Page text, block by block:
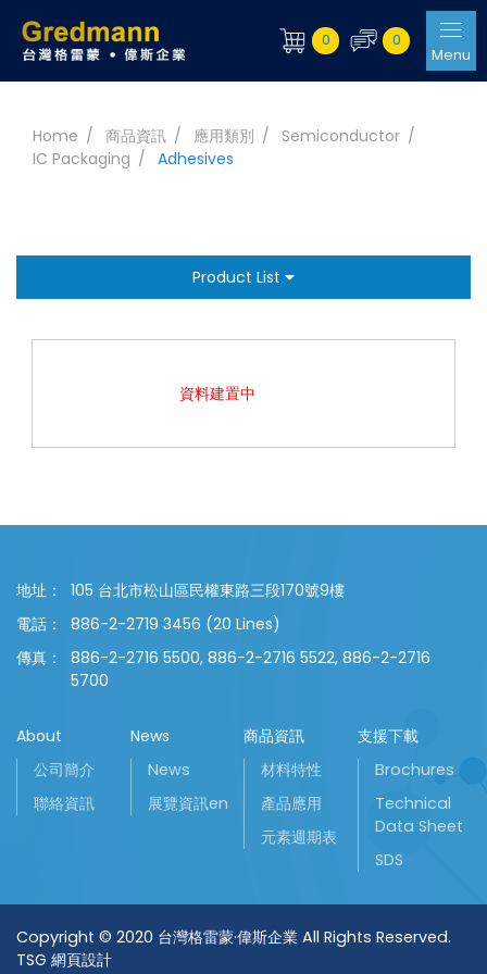
0
0
Menu
Home 商品資訊 應用類別
Semiconductor
IC Packaging
Adhesives
Product List
資料建置中
地址：
105 台北市松山區民權東路三段170號9樓
電話：
886-2-2719 3456 (20 Lines)
傳真：
886-2-2716 5500, 886-2-2716 5522, 886-2-2716
5700
About
公司簡介
聯絡資訊
News
News
展覽資訊en
商品資訊
材料特性
產品應用
元素週期表
支援下載
Brochures
Technical
Data Sheet
SDS
Copyright © 2020 台灣格雷蒙·偉斯企業 All Rights Reserved.
TSG 網頁設計